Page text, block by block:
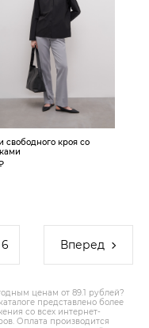
свободного кроя со
6 Вперед
ценам от 89.1 рублей?
представлено более
со всех интернет-
Оплата производится